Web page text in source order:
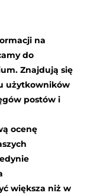
na
do
Znajdują się
użytkowników
postów i
ocenę
większa niż w